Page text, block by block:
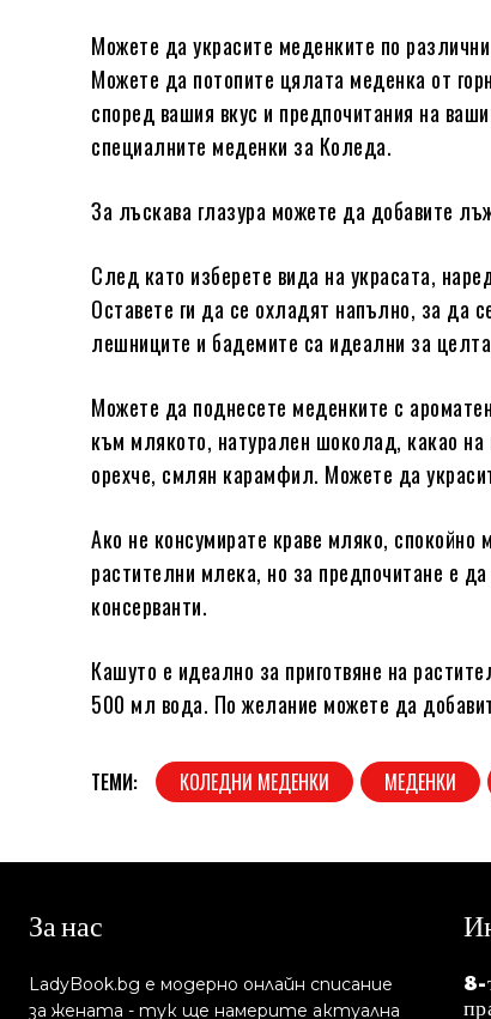
Можете да украсите меденките по
Можете да потопите цялата меденка от
според вашия вкус и предпочитания на
специалните меденки за Коледа.
За лъскава глазура можете да добавите
След като изберете вида на украсата,
Оставете ги да се охладят напълно, за да
лешниците и бадемите са идеални за
Можете да поднесете меденките с
към млякото, натурален шоколад, какао
орехче, смлян карамфил. Можете да
Ако не консумирате краве мляко,
растителни млека, но за предпочитане е
консерванти.
Кашуто е идеално за приготвяне на
500 мл вода. По желание можете да
ТЕМИ: КОЛЕДНИ МЕДЕНКИ МЕДЕНКИ
За нас
LadyBook.bg е модерно онлайн списание
за жената - тук ще намерите актуална
8-